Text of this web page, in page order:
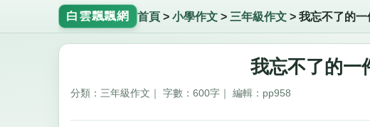
白雲飄飄網 首頁> 小學作文> 三年級作文> 我忘不了的一
我忘不了的一
分類：三年級作文｜ 字數：600字｜ 編輯：pp958